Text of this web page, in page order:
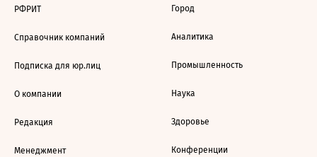
РФРИТ
Справочник компаний
Подписка для юр.лиц
О компании
Редакция
Менеджмент
Город
Аналитика
Промышленность
Наука
Здоровье
Конференции